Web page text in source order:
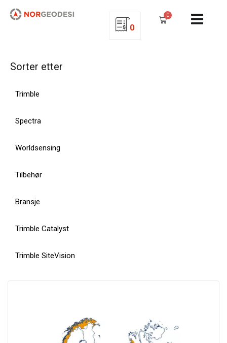
0
0
Sorter etter
Trimble
Spectra
Worldsensing
Tilbehør
Bransje
Trimble Catalyst
Trimble SiteVision